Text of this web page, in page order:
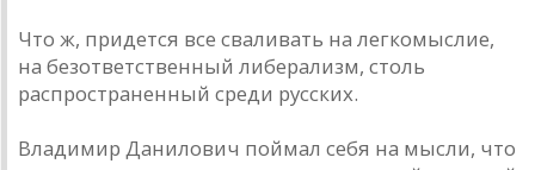
Что ж, придется все сваливать на легкомыслие,
на безответственный либерализм, столь
распространенный среди русских.
Владимир Данилович поймал себя на мысли, что